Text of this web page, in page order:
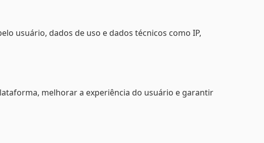
usuário, dados de uso e dados técnicos como IP,
melhorar a experiência do usuário e garantir